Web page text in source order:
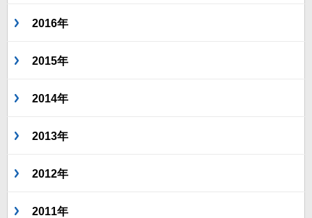
2016年
2015年
2014年
2013年
2012年
2011年